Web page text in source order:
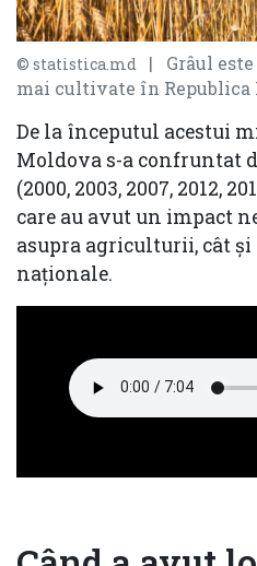
© statistica.md
| Grâul
mai cultivate în Republica
De la începutul acestui
Moldova s-a confruntat
(2000, 2003, 2007, 2012,
care au avut un impact
asupra agriculturii, cât și
naţionale.